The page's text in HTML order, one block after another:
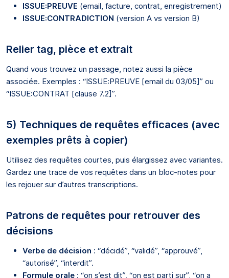
ISSUE:PREUVE (email, facture, contrat, enregistrement)
ISSUE:CONTRADICTION (version A vs version B)
Relier tag, pièce et extrait
Quand vous trouvez un passage, notez aussi la pièce
associée. Exemples : “ISSUE:PREUVE [email du 03/05]” ou
“ISSUE:CONTRAT [clause 7.2]”.
5) Techniques de requêtes efficaces (avec
exemples prêts à copier)
Utilisez des requêtes courtes, puis élargissez avec variantes.
Gardez une trace de vos requêtes dans un bloc-notes pour
les rejouer sur d’autres transcriptions.
Patrons de requêtes pour retrouver des
décisions
Verbe de décision : “décidé”, “validé”, “approuvé”,
“autorisé”, “interdit”.
Formule orale : “on s’est dit”, “on est parti sur”, “on a